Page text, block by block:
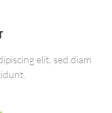
elit, sed diam